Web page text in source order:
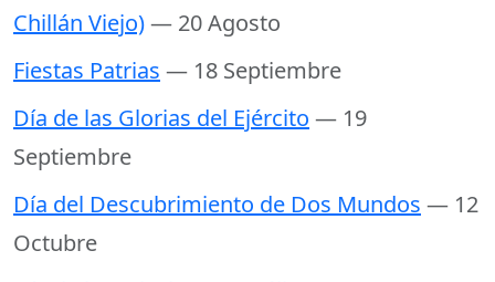
Chillán Viejo)— 20 Agosto
Fiestas Patrias — 18 Septiembre
Día de las Glorias del Ejército — 19
Septiembre
Día del Descubrimiento de Dos Mundos — 12
Octubre